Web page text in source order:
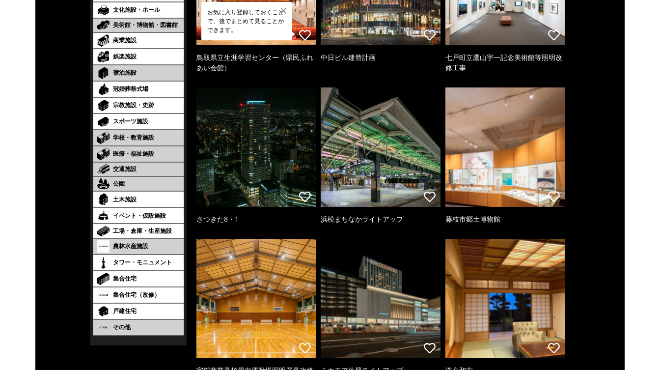
文化施設・ホール
美術館・博物館・図書館
商業施設
娯楽施設
宿泊施設
冠婚葬祭式場
宗教施設・史跡
スポーツ施設
学校・教育施設
医療・福祉施設
交通施設
公園
土木施設
イベント・仮設施設
工場・倉庫・生産施設
農林水産施設
タワー・モニュメント
集合住宅
集合住宅（改修）
戸建住宅
その他
お気に入り登録しておくこと
で、後でまとめて見ることが
できます。
鳥取県立生涯学習センター（県民ふれ
あい会館）
中日ビル建替計画
七戸町立鷹山宇一記念美術館等照明改
修工事
さつきた8・1 浜松まちなかライトアップ 藤枝市郷土博物館